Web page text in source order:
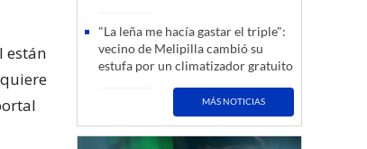
están
"La leña me hacía gastar el triple":
vecino de Melipilla cambió su
estufa por un climatizador gratuito
MÁS NOTICIAS